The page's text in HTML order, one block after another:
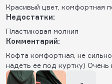
Красивый цвет, комфортная
Недостатки:
Пластиковая молния
Комментарий:
Кофта комфортная, не
надеть ее под куртку) Очень